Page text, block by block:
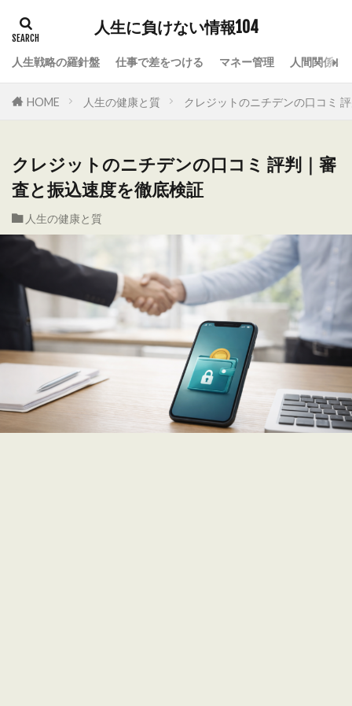
人生に負けない情報104
人生戦略の羅針盤 仕事で差をつける マネー管理 人間関係の
HOME 人生の健康と質 クレジットのニチデンの口コミ
クレジットのニチデンの口コミ 評判｜審
査と振込速度を徹底検証
人生の健康と質